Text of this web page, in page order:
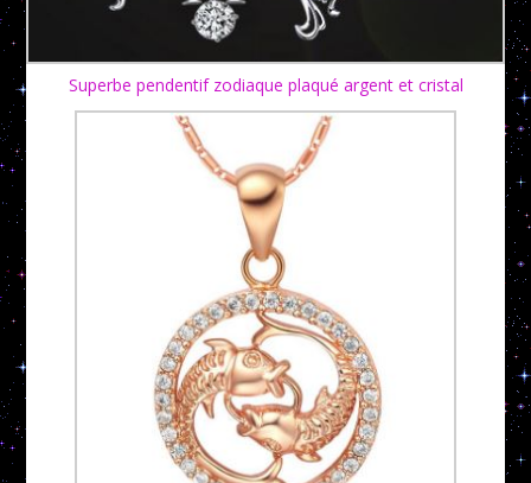
Superbe pendentif zodiaque plaqué argent et cristal